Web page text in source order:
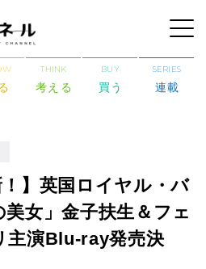
THINK
考える
BUY
買う
SERIES
連載
！】英国ロイヤル・バ
女」金子扶生＆フェ
主演Blu-ray発売決